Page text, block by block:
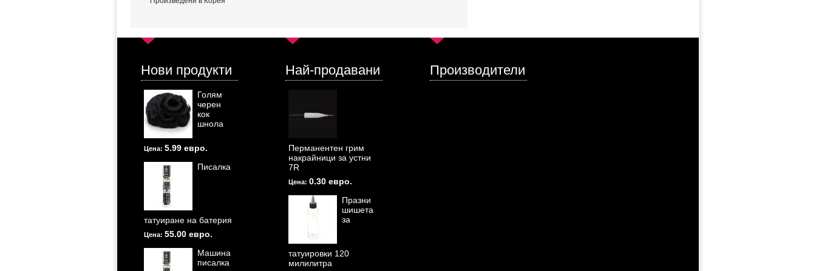
Нови продукти
Голям
черен
кок
шнола
Цена: 5.99 евро.
Писалка
татуиране на батерия
Цена: 55.00 евро.
Машина
писалка
Най-продавани
Перманентен грим
накрайници за устни
7R
Цена: 0.30 евро.
Празни
шишета
за
татуировки 120
милилитра
Производители